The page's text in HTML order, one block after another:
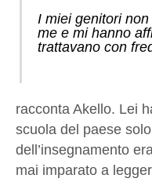
I miei genitori
me e mi hanno
trattavano con
racconta Akello. Lei
scuola del paese
dell’insegnamento
mai imparato a